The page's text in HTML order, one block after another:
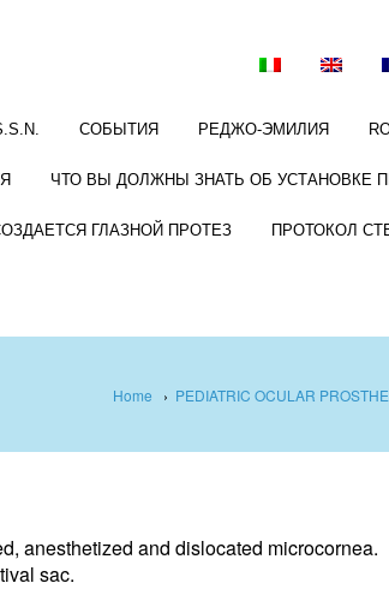
СОБЫТИЯ РЕДЖО-ЭМИЛИЯ
ЧТО ВЫ ДОЛЖНЫ ЗНАТЬ ОБ УСТАНОВКЕ
ГЛАЗНОЙ ПРОТЕЗ ПРОТОКОЛ
Home › PEDIATRIC OCULAR
anesthetized and dislocated microcornea.
sac.